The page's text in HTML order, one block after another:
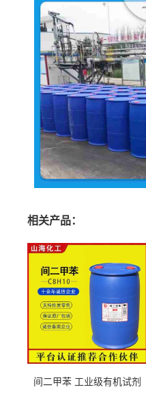
相关产品：
间二甲苯 工业级有机试剂